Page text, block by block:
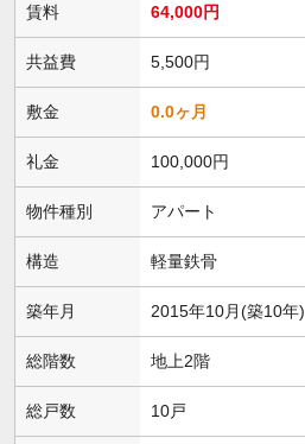
賃料 64,000円
共益費 5,500円
敷金 0.0ヶ月
礼金 100,000円
物件種別 アパート
構造 軽量鉄骨
築年月 2015年10月(築10年)
総階数 地上2階
総戸数 10戸